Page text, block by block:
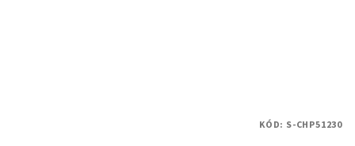
KÓD: S-CHP51230